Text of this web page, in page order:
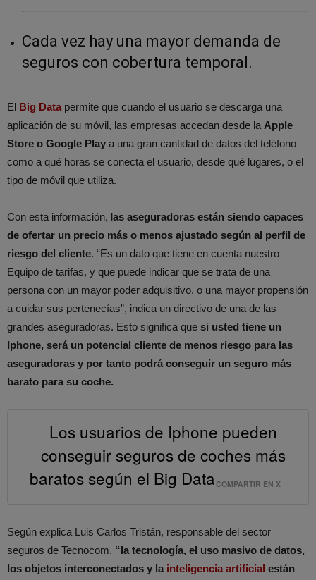
Cada vez hay una mayor demanda de
seguros con cobertura temporal.
El Big Data permite que cuando el usuario se descarga una
aplicación de su móvil, las empresas accedan desde la Apple
Store o Google Play a una gran cantidad de datos del teléfono
como a qué horas se conecta el usuario, desde qué lugares, o el
tipo de móvil que utiliza.
Con esta información, las aseguradoras están siendo capaces
de ofertar un precio más o menos ajustado según al perfil de
riesgo del cliente. “Es un dato que tiene en cuenta nuestro
Equipo de tarifas, y que puede indicar que se trata de una
persona con un mayor poder adquisitivo, o una mayor propensión
a cuidar sus pertenecías”, indica un directivo de una de las
grandes aseguradoras. Esto significa que si usted tiene un
Iphone, será un potencial cliente de menos riesgo para las
aseguradoras y por tanto podrá conseguir un seguro más
barato para su coche.
Los usuarios de Iphone pueden
conseguir seguros de coches más
baratos según el Big DataCOMPARTIR EN X
Según explica Luis Carlos Tristán, responsable del sector
seguros de Tecnocom, “la tecnología, el uso masivo de datos,
los objetos interconectados y la inteligencia artificial están